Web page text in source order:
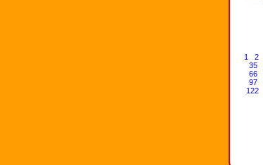
1 2
35
66
97
122